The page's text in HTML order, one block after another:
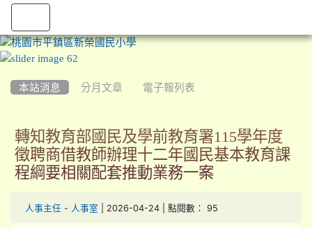
本站消息 分月文章 電子報列表
轉知教育部國民及學前教育署115學年度
徵聘商借教師辦理十二年國民基本教育課
程綱要相關配套推動業務一案
人事主任 - 人事室 | 2026-04-24 | 點閱數： 95